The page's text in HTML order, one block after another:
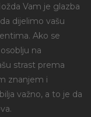
Vam je glazba
dijelimo vašu
Ako se
na
strast prema
znanjem i
važno, a to je da